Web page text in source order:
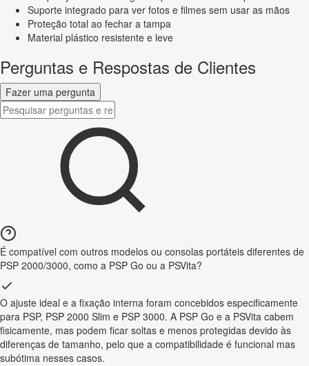
Suporte integrado para ver fotos e filmes sem usar as mãos
Proteção total ao fechar a tampa
Material plástico resistente e leve
Perguntas e Respostas de Clientes
Fazer uma pergunta
É compatível com outros modelos ou consolas portáteis diferentes de
PSP 2000/3000, como a PSP Go ou a PSVita?
O ajuste ideal e a fixação interna foram concebidos especificamente
para PSP, PSP 2000 Slim e PSP 3000. A PSP Go e a PSVita cabem
fisicamente, mas podem ficar soltas e menos protegidas devido às
diferenças de tamanho, pelo que a compatibilidade é funcional mas
subótima nesses casos.